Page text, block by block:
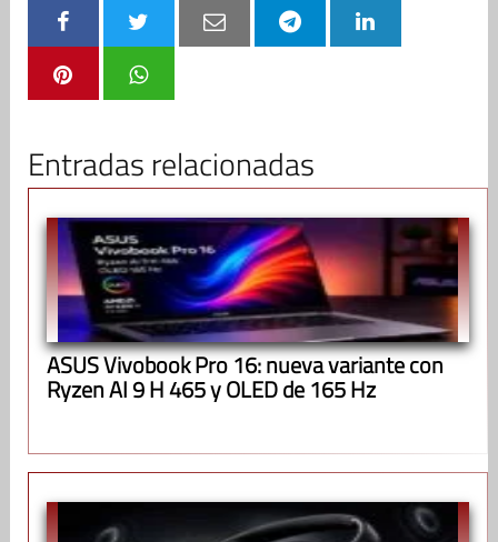
Entradas relacionadas
ASUS Vivobook Pro 16: nueva variante con
Ryzen AI 9 H 465 y OLED de 165 Hz